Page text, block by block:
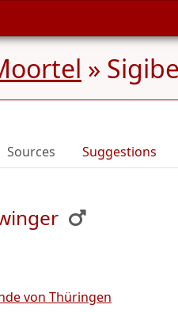
»
Sources Suggestions
von Thüringen